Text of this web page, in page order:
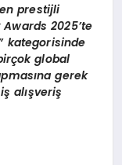
prestijli
2025’te
kategorisinde
çok global
ına gerek
şalışveriş